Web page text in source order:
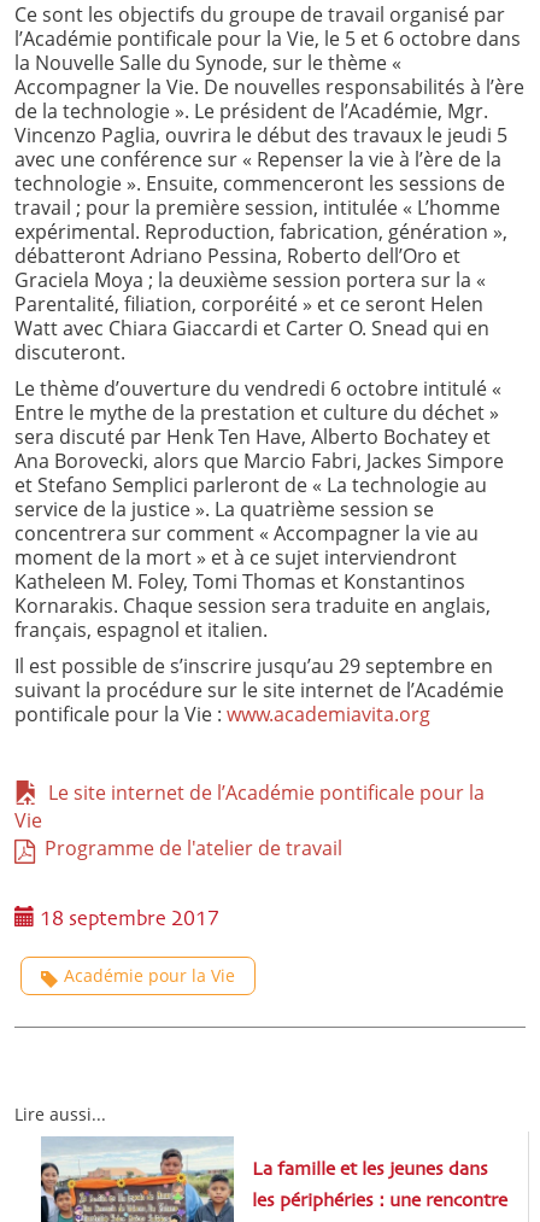
Ce sont les objectifs du groupe de travail organisé par
l’Académie pontificale pour la Vie, le 5 et 6 octobre dans
la Nouvelle Salle du Synode, sur le thème «
Accompagner la Vie. De nouvelles responsabilités à l’ère
de la technologie ». Le président de l’Académie, Mgr.
Vincenzo Paglia, ouvrira le début des travaux le jeudi 5
avec une conférence sur « Repenser la vie à l’ère de la
technologie ». Ensuite, commenceront les sessions de
travail ; pour la première session, intitulée « L’homme
expérimental. Reproduction, fabrication, génération »,
débatteront Adriano Pessina, Roberto dell’Oro et
Graciela Moya ; la deuxième session portera sur la «
Parentalité, filiation, corporéité » et ce seront Helen
Watt avec Chiara Giaccardi et Carter O. Snead qui en
discuteront.
Le thème d’ouverture du vendredi 6 octobre intitulé «
Entre le mythe de la prestation et culture du déchet »
sera discuté par Henk Ten Have, Alberto Bochatey et
Ana Borovecki, alors que Marcio Fabri, Jackes Simpore
et Stefano Semplici parleront de « La technologie au
service de la justice ». La quatrième session se
concentrera sur comment « Accompagner la vie au
moment de la mort » et à ce sujet interviendront
Katheleen M. Foley, Tomi Thomas et Konstantinos
Kornarakis. Chaque session sera traduite en anglais,
français, espagnol et italien.
Il est possible de s’inscrire jusqu’au 29 septembre en
suivant la procédure sur le site internet de l’Académie
pontificale pour la Vie : www.academiavita.org
Le site internet de l’Académie pontificale pour la
Vie
Programme de l'atelier de travail
18 septembre 2017
Académie pour la Vie
Lire aussi...
La famille et les jeunes dans
les périphéries : une rencontre